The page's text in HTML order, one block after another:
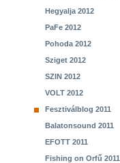
Hegyalja 2012
PaFe 2012
Pohoda 2012
Sziget 2012
SZIN 2012
VOLT 2012
Fesztiválblog 2011
Balatonsound 2011
EFOTT 2011
Fishing on Orfű 2011